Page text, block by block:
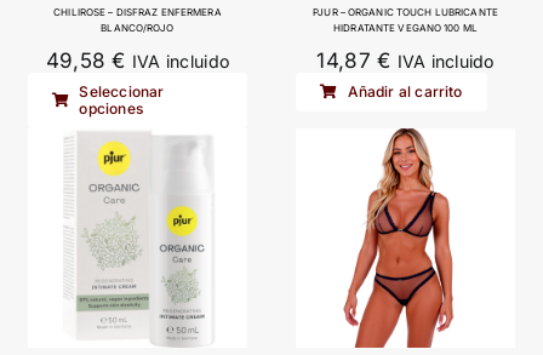
CHILIROSE – DISFRAZ ENFERMERA
BLANCO/ROJO
49,58€ IVA incluido
Seleccionar
opciones
PJUR – ORGANIC TOUCH LUBRICANTE
HIDRATANTE VEGANO 100 ML
14,87€ IVA incluido
Añadir al carrito